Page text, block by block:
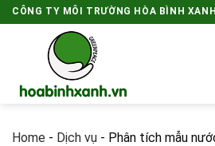
Skip
to
CÔNG TY MÔI TRƯỜNG HÒA BÌNH
Home - Dịch vụ - Phân tích mẫu